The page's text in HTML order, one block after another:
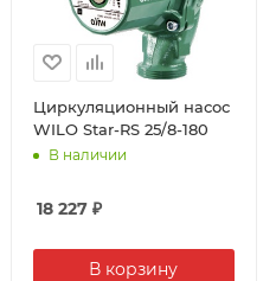
Циркуляционный насос
WILO Star-RS 25/8-180
В наличии
18 227₽
В корзину